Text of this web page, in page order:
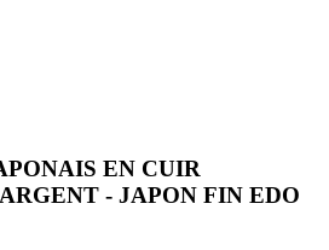
EN CUIR
- JAPON FIN EDO